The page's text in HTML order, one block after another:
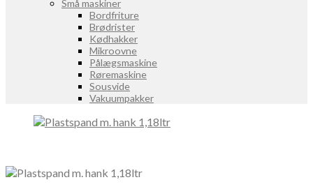
Små maskiner
Bordfriture
Brødrister
Kødhakker
Mikroovne
Pålægsmaskine
Røremaskine
Sousvide
Vakuumpakker